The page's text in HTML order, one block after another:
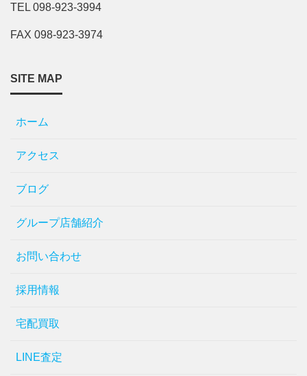
TEL 098-923-3994
FAX 098-923-3974
SITE MAP
ホーム
アクセス
ブログ
グループ店舗紹介
お問い合わせ
採用情報
宅配買取
LINE査定